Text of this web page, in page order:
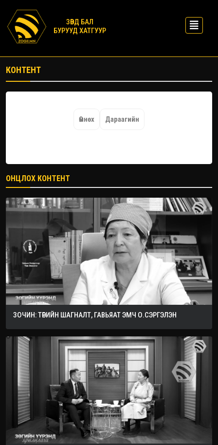
ЗӨВД БАЛ
БУРУУД ХАТГУУР
КОНТЕНТ
Өмнөх Дараагийн
ОНЦЛОХ КОНТЕНТ
ЗОЧИН: ТӨРИЙН ШАГНАЛТ, ГАВЬЯАТ ЭМЧ О.СЭРГЭЛЭН